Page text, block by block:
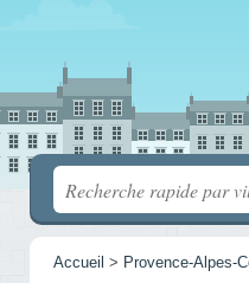
Accueil > Provence-Alpes-